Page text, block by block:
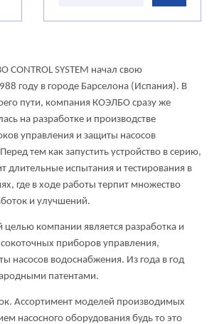
CONTROL SYSTEM начал свою
году в городе Барселона (Испания). В
пути, компания КОЭЛБО сразу же
на разработке и производстве
управления и защиты насосов
тем как запустить устройство в серию,
длительные испытания и тестирования в
где в ходе работы терпит множество
и улучшений.
компании является разработка и
приборов управления,
насосов водоснабжения. Из года в год
патентами.
Ассортимент моделей производимых
насосного оборудования будь то это